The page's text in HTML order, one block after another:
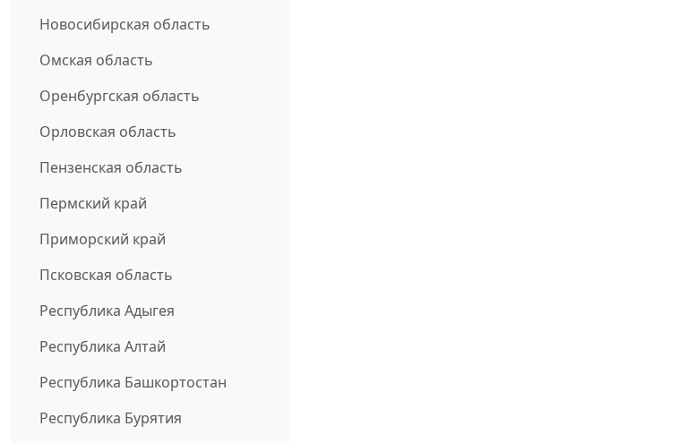
Новосибирская область
Омская область
Оренбургская область
Орловская область
Пензенская область
Пермский край
Приморский край
Псковская область
Республика Адыгея
Республика Алтай
Республика Башкортостан
Республика Бурятия